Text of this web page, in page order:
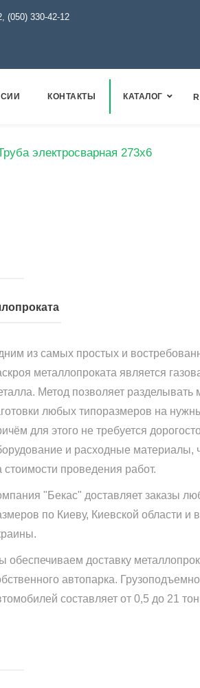
(050) 330-42-12
КОНТАКТЫ КАТАЛОГ
электросварная 273х6
из самых простых и
металлопроката является
Метод позволяет разделывать
любых типоразмеров на
для этого не требуется
и расходные материалы,
стоимости проведения работ.
"Бекас" доставляет заказы
по Киеву, Киевской области и
обеспечиваем доставку
автопарка.
составляет от 0,5 до 21